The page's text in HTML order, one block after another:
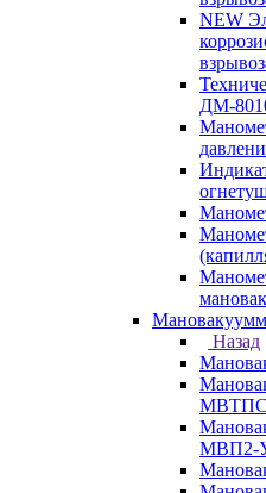
NEW
ДМ-
Назад
МВП2-